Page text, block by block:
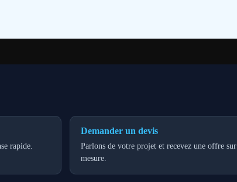
rapide.
Demander un devis
Parlons de votre projet et recevez une offre sur
mesure.